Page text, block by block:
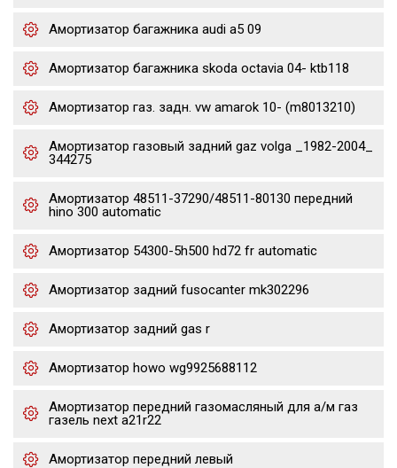
Амортизатор багажника audi a5 09
Амортизатор багажника skoda octavia 04- ktb118
Амортизатор газ. задн. vw amarok 10- (m8013210)
Амортизатор газовый задний gaz volga _1982-2004_
344275
Амортизатор 48511-37290/48511-80130 передний
hino 300 automatic
Амортизатор 54300-5h500 hd72 fr automatic
Амортизатор задний fusocanter mk302296
Амортизатор задний gas r
Амортизатор howo wg9925688112
Амортизатор передний газомасляный для а/м газ
газель next a21r22
Амортизатор передний левый